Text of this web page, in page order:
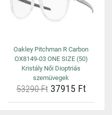
Oakley Pitchman R Carbon
OX8149-03 ONE SIZE (50)
Kristály Női Dioptriás
szemüvegek
53290 Ft37915 Ft